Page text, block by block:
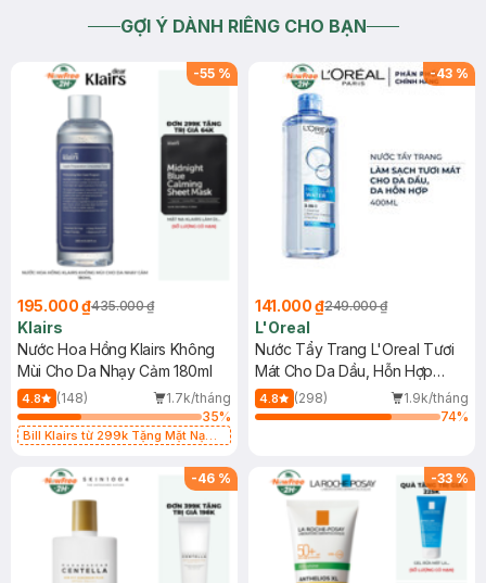
GỢI Ý DÀNH RIÊNG CHO BẠN
-55 %
195.000 ₫435.000 ₫
Klairs
Nước Hoa Hồng Klairs Không
Mùi Cho Da Nhạy Cảm 180ml
4.8 (148)
1.7k/tháng
35%
Bill Klairs từ 299k Tặng Mặt Nạ
25ml (SL Có Hạn)
-43 %
141.000 ₫249.000 ₫
L'Oreal
Nước Tẩy Trang L'Oreal Tươi
Mát Cho Da Dầu, Hỗn Hợp
400ml
4.8 (298)
1.9k/tháng
74%
-46 % -33 %